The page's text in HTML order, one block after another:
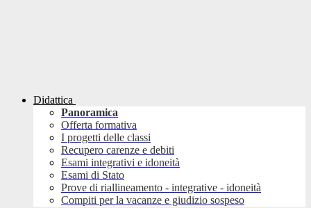
Didattica
Panoramica
Offerta formativa
I progetti delle classi
Recupero carenze e debiti
Esami integrativi e idoneità
Esami di Stato
Prove di riallineamento - integrative - idoneità
Compiti per la vacanze e giudizio sospeso